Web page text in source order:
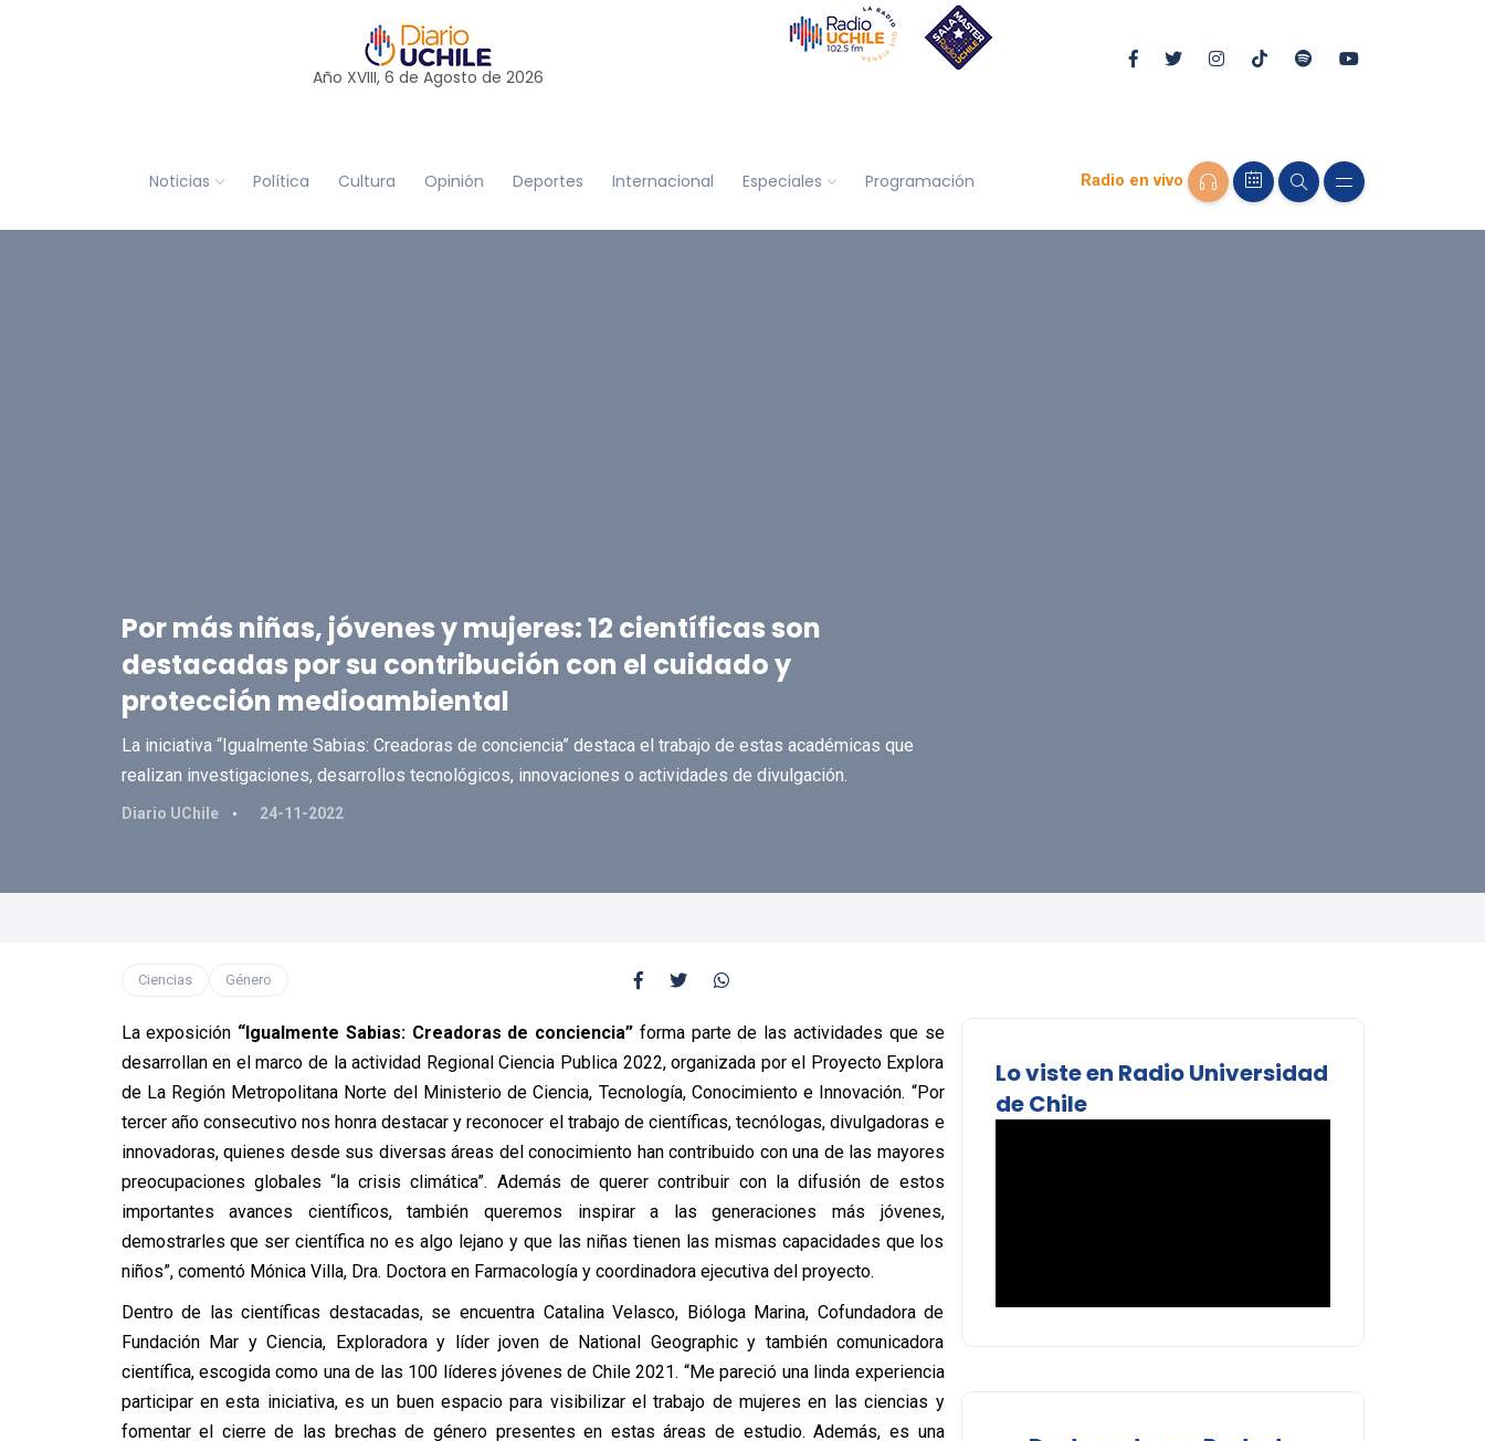
Año XVIII, 6 de Agosto de 2026
Noticias Política Cultura Opinión Deportes Internacional Especiales Programación Radio en vivo
Por más niñas, jóvenes y mujeres: 12 científicas son
destacadas por su contribución con el cuidado y
protección medioambiental
La iniciativa “Igualmente Sabias: Creadoras de conciencia” destaca el trabajo de estas académicas que
realizan investigaciones, desarrollos tecnológicos, innovaciones o actividades de divulgación.
Diario UChile 24-11-2022
Ciencias Género
La exposición “Igualmente Sabias: Creadoras de conciencia” forma parte de las actividades que se
desarrollan en el marco de la actividad Regional Ciencia Publica 2022, organizada por el Proyecto Explora
de La Región Metropolitana Norte del Ministerio de Ciencia, Tecnología, Conocimiento e Innovación. “Por
tercer año consecutivo nos honra destacar y reconocer el trabajo de científicas, tecnólogas, divulgadoras e
innovadoras, quienes desde sus diversas áreas del conocimiento han contribuido con una de las mayores
preocupaciones globales “la crisis climática”. Además de querer contribuir con la difusión de estos
importantes avances científicos, también queremos inspirar a las generaciones más jóvenes,
demostrarles que ser científica no es algo lejano y que las niñas tienen las mismas capacidades que los
niños”, comentó Mónica Villa, Dra. Doctora en Farmacología y coordinadora ejecutiva del proyecto.
Dentro de las científicas destacadas, se encuentra Catalina Velasco, Bióloga Marina, Cofundadora de
Fundación Mar y Ciencia, Exploradora y líder joven de National Geographic y también comunicadora
científica, escogida como una de las 100 líderes jóvenes de Chile 2021. “Me pareció una linda experiencia
participar en esta iniciativa, es un buen espacio para visibilizar el trabajo de mujeres en las ciencias y
fomentar el cierre de las brechas de género presentes en estas áreas de estudio. Además, es una
Lo viste en Radio Universidad
de Chile